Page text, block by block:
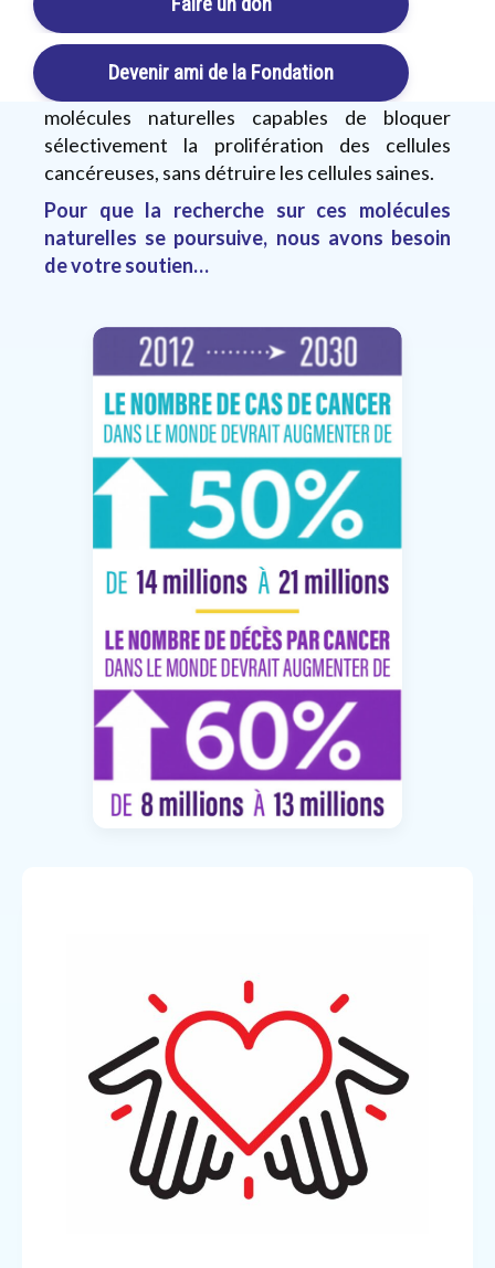
Devenir ami de la Fondation
plus d'un milliard de dollars, mais les
traitements conventionnels impliquent
toujours la chirurgie, la chimiothérapie et la
radiothérapie. Heureusement, il existe des
molécules naturelles capables de bloquer
sélectivement la prolifération des cellules
cancéreuses, sans détruire les cellules saines.
Pour que la recherche sur ces molécules
naturelles se poursuive, nous avons besoin
de votre soutien…